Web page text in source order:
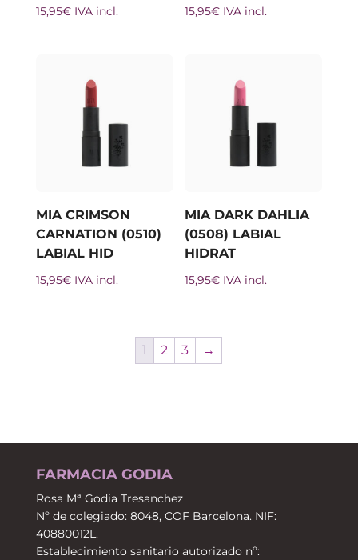
15,95€ IVA incl. 15,95€ IVA incl.
MIA CRIMSON
CARNATION (0510)
LABIAL HID
15,95€ IVA incl.
MIA DARK DAHLIA
(0508) LABIAL
HIDRAT
15,95€ IVA incl.
1 2 3 →
FARMACIA GODIA
Rosa Mª Godia Tresanchez
Nº de colegiado: 8048, COF Barcelona. NIF:
40880012L.
Establecimiento sanitario autorizado nº: